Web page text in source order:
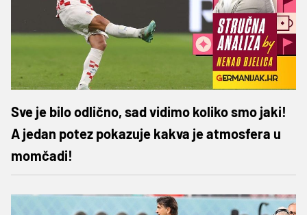
Sve je bilo odlično, sad vidimo koliko smo jaki!
A jedan potez pokazuje kakva je atmosfera u
momčadi!